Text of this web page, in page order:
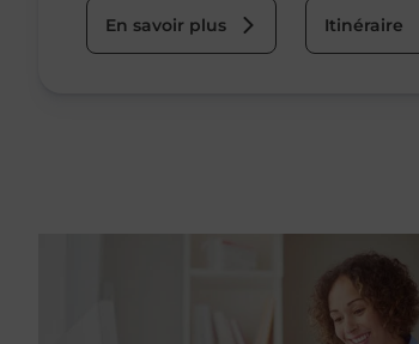
En savoir plus Itinéraire